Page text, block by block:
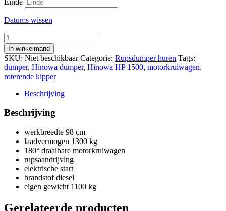
Datums wissen
Dumper
Messersi
TC130d
3-
zijdige
kipper
aantal
In winkelmand
SKU: Niet beschikbaar Categorie: Rupsdumper huren Tags:
dumper, Hinowa dumper, Hinowa HP 1500, motorkruiwagen,
roterende kipper
Beschrijving
Beschrijving
werkbreedte 98 cm
laadvermogen 1300 kg
180° draaibare motorkruiwagen
rupsaandrijving
elektrische start
brandstof diesel
eigen gewicht 1100 kg
Gerelateerde producten